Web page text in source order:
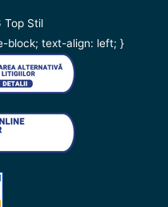
Top Stil
block; text-align: left; }